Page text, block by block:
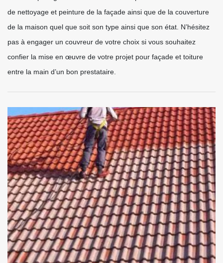
de nettoyage et peinture de la façade ainsi que de la couverture
de la maison quel que soit son type ainsi que son état. N’hésitez
pas à engager un couvreur de votre choix si vous souhaitez
confier la mise en œuvre de votre projet pour façade et toiture
entre la main d’un bon prestataire.